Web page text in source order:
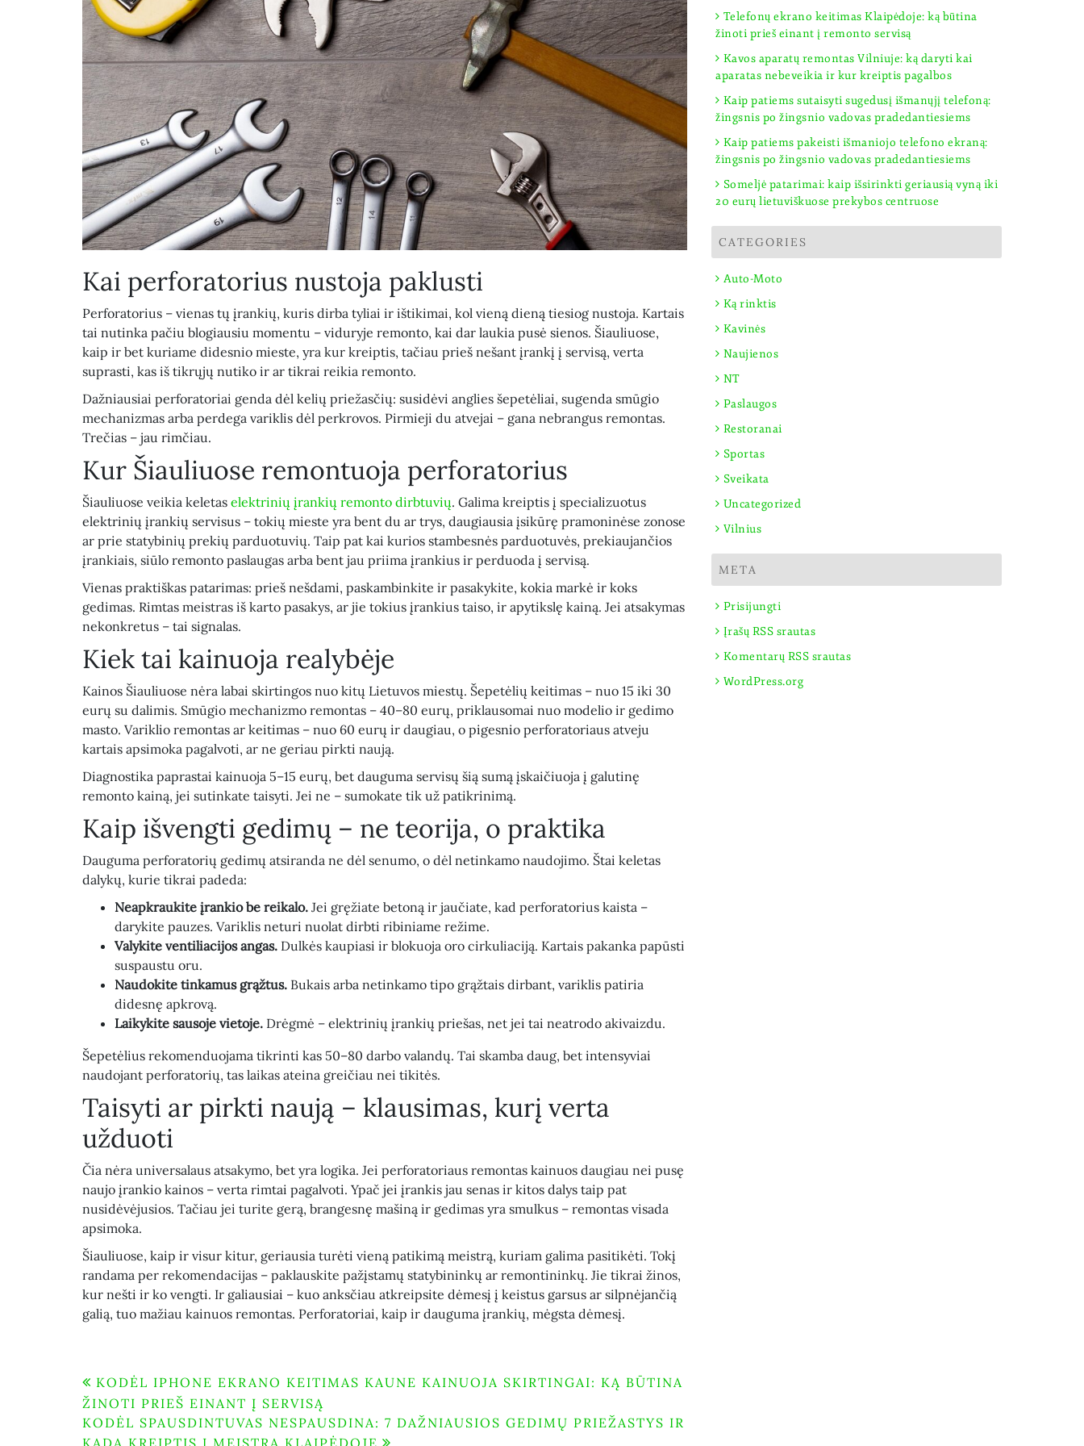
Kai perforatorius nustoja paklusti
Perforatorius – vienas tų įrankių, kuris dirba tyliai ir ištikimai, kol vieną dieną tiesiog nustoja. Kartais
tai nutinka pačiu blogiausiu momentu – viduryje remonto, kai dar laukia pusė sienos. Šiauliuose,
kaip ir bet kuriame didesnio mieste, yra kur kreiptis, tačiau prieš nešant įrankį į servisą, verta
suprasti, kas iš tikrųjų nutiko ir ar tikrai reikia remonto.
Dažniausiai perforatoriai genda dėl kelių priežasčių: susidėvi anglies šepetėliai, sugenda smūgio
mechanizmas arba perdega variklis dėl perkrovos. Pirmieji du atvejai – gana nebrangus remontas.
Trečias – jau rimčiau.
Kur Šiauliuose remontuoja perforatorius
Šiauliuose veikia keletas elektrinių įrankių remonto dirbtuvių. Galima kreiptis į specializuotus
elektrinių įrankių servisus – tokių mieste yra bent du ar trys, daugiausia įsikūrę pramoninėse zonose
ar prie statybinių prekių parduotuvių. Taip pat kai kurios stambesnės parduotuvės, prekiaujančios
įrankiais, siūlo remonto paslaugas arba bent jau priima įrankius ir perduoda į servisą.
Vienas praktiškas patarimas: prieš nešdami, paskambinkite ir pasakykite, kokia markė ir koks
gedimas. Rimtas meistras iš karto pasakys, ar jie tokius įrankius taiso, ir apytikslę kainą. Jei atsakymas
nekonkretus – tai signalas.
Kiek tai kainuoja realybėje
Kainos Šiauliuose nėra labai skirtingos nuo kitų Lietuvos miestų. Šepetėlių keitimas – nuo 15 iki 30
eurų su dalimis. Smūgio mechanizmo remontas – 40–80 eurų, priklausomai nuo modelio ir gedimo
masto. Variklio remontas ar keitimas – nuo 60 eurų ir daugiau, o pigesnio perforatoriaus atveju
kartais apsimoka pagalvoti, ar ne geriau pirkti naują.
Diagnostika paprastai kainuoja 5–15 eurų, bet dauguma servisų šią sumą įskaičiuoja į galutinę
remonto kainą, jei sutinkate taisyti. Jei ne – sumokate tik už patikrinimą.
Kaip išvengti gedimų – ne teorija, o praktika
Dauguma perforatorių gedimų atsiranda ne dėl senumo, o dėl netinkamo naudojimo. Štai keletas
dalykų, kurie tikrai padeda:
Neapkraukite įrankio be reikalo. Jei gręžiate betoną ir jaučiate, kad perforatorius kaista –
darykite pauzes. Variklis neturi nuolat dirbti ribiniame režime.
Valykite ventiliacijos angas. Dulkės kaupiasi ir blokuoja oro cirkuliaciją. Kartais pakanka papūsti
suspaustu oru.
Naudokite tinkamus grąžtus. Bukais arba netinkamo tipo grąžtais dirbant, variklis patiria
didesnę apkrovą.
Laikykite sausoje vietoje. Drėgmė – elektrinių įrankių priešas, net jei tai neatrodo akivaizdu.
Šepetėlius rekomenduojama tikrinti kas 50–80 darbo valandų. Tai skamba daug, bet intensyviai
naudojant perforatorių, tas laikas ateina greičiau nei tikitės.
Taisyti ar pirkti naują – klausimas, kurį verta
užduoti
Čia nėra universalaus atsakymo, bet yra logika. Jei perforatoriaus remontas kainuos daugiau nei pusę
naujo įrankio kainos – verta rimtai pagalvoti. Ypač jei įrankis jau senas ir kitos dalys taip pat
nusidėvėjusios. Tačiau jei turite gerą, brangesnę mašiną ir gedimas yra smulkus – remontas visada
apsimoka.
Šiauliuose, kaip ir visur kitur, geriausia turėti vieną patikimą meistrą, kuriam galima pasitikėti. Tokį
randama per rekomendacijas – paklauskite pažįstamų statybininkų ar remontininkų. Jie tikrai žinos,
kur nešti ir ko vengti. Ir galiausiai – kuo anksčiau atkreipsite dėmesį į keistus garsus ar silpnėjančią
galią, tuo mažiau kainuos remontas. Perforatoriai, kaip ir dauguma įrankių, mėgsta dėmesį.
Navigacija
tarp
KODĖL IPHONE EKRANO KEITIMAS KAUNE KAINUOJA SKIRTINGAI: KĄ BŪTINA
ŽINOTI PRIEŠ EINANT Į SERVISĄ
KODĖL SPAUSDINTUVAS NESPAUSDINA: 7 DAŽNIAUSIOS GEDIMŲ PRIEŽASTYS IR
KADA KREIPTIS Į MEISTRĄ KLAIPĖDOJE
Telefonų ekrano keitimas Klaipėdoje: ką būtina
žinoti prieš einant į remonto servisą
Kavos aparatų remontas Vilniuje: ką daryti kai
aparatas nebeveikia ir kur kreiptis pagalbos
Kaip patiems sutaisyti sugedusį išmanųjį telefoną:
žingsnis po žingsnio vadovas pradedantiesiems
Kaip patiems pakeisti išmaniojo telefono ekraną:
žingsnis po žingsnio vadovas pradedantiesiems
Someljė patarimai: kaip išsirinkti geriausią vyną iki
20 eurų lietuviškuose prekybos centruose
CATEGORIES
Auto-Moto
Ką rinktis
Kavinės
Naujienos
NT
Paslaugos
Restoranai
Sportas
Sveikata
Uncategorized
Vilnius
META
Prisijungti
Įrašų RSS srautas
Komentarų RSS srautas
WordPress.org